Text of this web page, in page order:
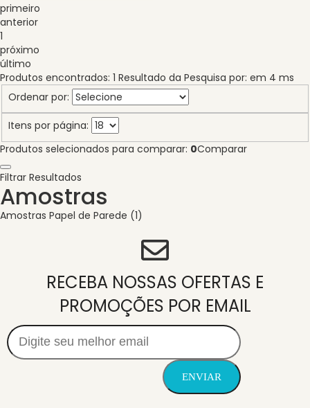
primeiro
anterior
1
próximo
último
Produtos encontrados: 1 Resultado da Pesquisa por: em 4 ms
Ordenar por:
Itens por página:
Produtos selecionados para comparar: 0Comparar
Filtrar Resultados
Amostras
Amostras Papel de Parede (1)
RECEBA NOSSAS OFERTAS E
PROMOÇÕES POR EMAIL